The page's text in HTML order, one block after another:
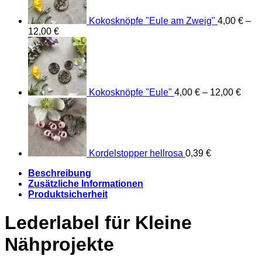
Kokosknöpfe "Eule am Zweig" 4,00 € –
12,00 €
Kokosknöpfe "Eule" 4,00 € – 12,00 €
Kordelstopper hellrosa 0,39 €
Beschreibung
Zusätzliche Informationen
Produktsicherheit
Lederlabel für Kleine
Nähprojekte